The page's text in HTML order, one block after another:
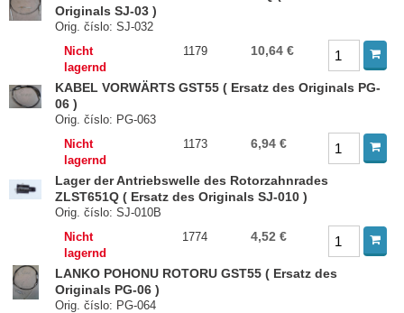
Originals SJ-03 )
Orig. číslo: SJ-032
Nicht
lagernd
1179 10,64 €
KABEL VORWÄRTS GST55 ( Ersatz des Originals PG-
06 )
Orig. číslo: PG-063
Nicht
lagernd
1173 6,94 €
Lager der Antriebswelle des Rotorzahnrades
ZLST651Q ( Ersatz des Originals SJ-010 )
Orig. číslo: SJ-010B
Nicht
lagernd
1774 4,52 €
LANKO POHONU ROTORU GST55 ( Ersatz des
Originals PG-06 )
Orig. číslo: PG-064